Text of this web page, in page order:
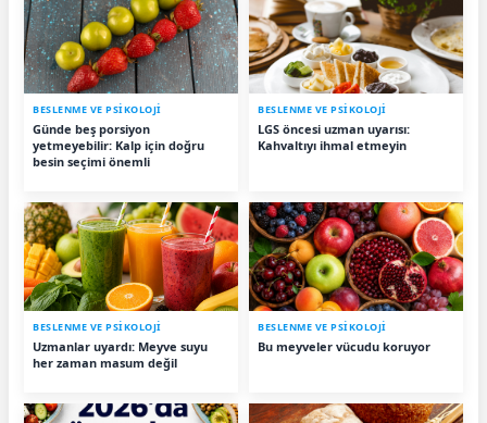
BESLENME VE PSİKOLOJİ
Günde beş porsiyon
yetmeyebilir: Kalp için doğru
besin seçimi önemli
BESLENME VE PSİKOLOJİ
LGS öncesi uzman uyarısı:
Kahvaltıyı ihmal etmeyin
BESLENME VE PSİKOLOJİ
Uzmanlar uyardı: Meyve suyu
her zaman masum değil
BESLENME VE PSİKOLOJİ
Bu meyveler vücudu koruyor